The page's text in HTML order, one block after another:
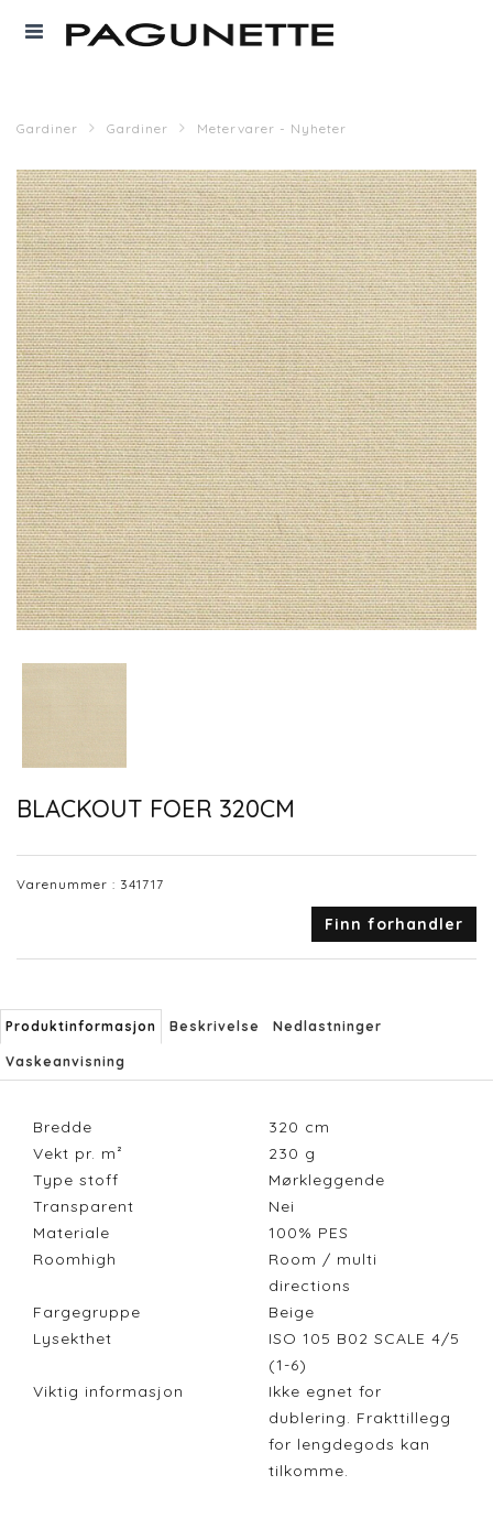
Gardiner Gardiner Metervarer - Nyheter
BLACKOUT FOER 320CM
Varenummer : 341717
Finn forhandler
Produktinformasjon Beskrivelse Nedlastninger
Vaskeanvisning
Bredde 320 cm
Vekt pr. m²
230 g
Type stoff
Mørkleggende
Transparent
Nei
Materiale
100% PES
Roomhigh
Room / multi
directions
Fargegruppe
Beige
Lysekthet
ISO 105 B02 SCALE 4/5
(1-6)
Viktig informasjon
Ikke egnet for
dublering. Frakttillegg
for lengdegods kan
tilkomme.